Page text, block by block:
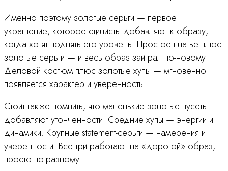
Именно поэтому золотые серьги — первое
украшение, которое стилисты добавляют к образу,
когда хотят поднять его уровень. Простое платье плюс
золотые серьги — и весь образ заиграл по-новому.
Деловой костюм плюс золотые хупы — мгновенно
появляется характер и уверенность.
Стоит также помнить, что маленькие золотые пусеты
добавляют утонченности. Средние хупы — энергии и
динамики. Крупные statement-серьги — намерения и
уверенности. Все три работают на «дорогой» образ,
просто по-разному.